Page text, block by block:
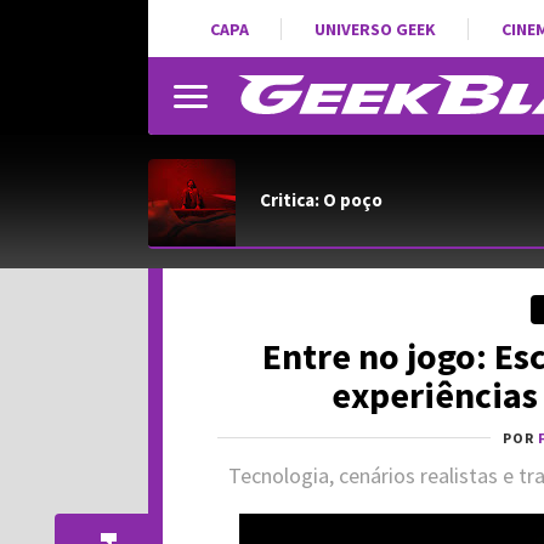
CAPA UNIVERSO GEEK
Critica: O poço
Entre no jogo:
POR
Tecnologia, cenários realistas e